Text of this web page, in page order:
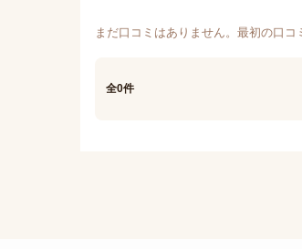
まだ口コミはありません。最初の口コ
全0件